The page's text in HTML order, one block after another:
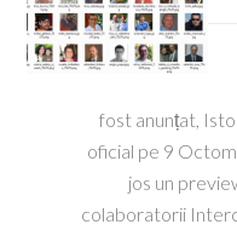
fost anunțat,
oficial pe 9
jos un
colaboratorii